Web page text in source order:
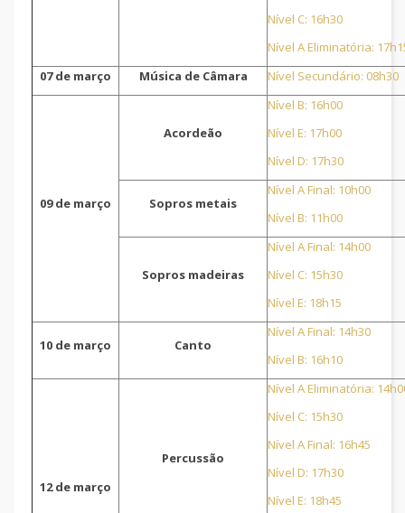
Nível C: 16h30
Nível A Eliminatória:
07 de março
Música de Câmara Nível Secundário: 08h30
09 de março
Acordeão
Nível B: 16h00
Nível E: 17h00
Nível D: 17h30
Sopros metais
Nível A Final: 10h00
Nível B: 11h00
Sopros madeiras
Nível A Final: 14h00
Nível C: 15h30
Nível E: 18h15
10 de março Canto
Nível A Final: 14h30
Nível B: 16h10
12 de março
Percussão
Nível A Eliminatória:
Nível C: 15h30
Nível A Final: 16h45
Nível D: 17h30
Nível E: 18h45